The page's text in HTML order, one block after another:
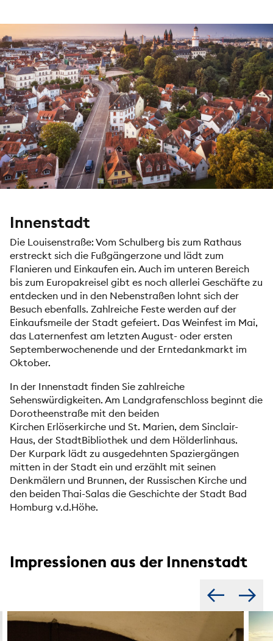
Innenstadt
Die Louisenstraße: Vom Schulberg bis zum Rathaus
erstreckt sich die Fußgängerzone und lädt zum
Flanieren und Einkaufen ein. Auch im unteren Bereich
bis zum Europakreisel gibt es noch allerlei Geschäfte zu
entdecken und in den Nebenstraßen lohnt sich der
Besuch ebenfalls. Zahlreiche Feste werden auf der
Einkaufsmeile der Stadt gefeiert. Das Weinfest im Mai,
das Laternenfest am letzten August- oder ersten
Septemberwochenende und der Erntedankmarkt im
Oktober.
In der Innenstadt finden Sie zahlreiche
Sehenswürdigkeiten. Am Landgrafenschloss beginnt die
Dorotheenstraße mit den beiden
Kirchen Erlöserkirche und St. Marien, dem Sinclair-
Haus, der StadtBibliothek und dem Hölderlinhaus.
Der Kurpark lädt zu ausgedehnten Spaziergängen
mitten in der Stadt ein und erzählt mit seinen
Denkmälern und Brunnen, der Russischen Kirche und
den beidenThai-Salas die Geschichte der Stadt Bad
Homburg v.d.Höhe.
Impressionen aus der Innenstadt